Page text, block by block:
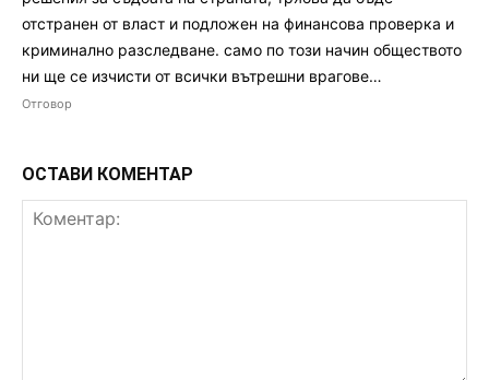
отстранен от власт и подложен на финансова проверка и
криминално разследване. само по този начин обществото
ни ще се изчисти от всички вътрешни врагове…
Отговор
ОСТАВИ КОМЕНТАР